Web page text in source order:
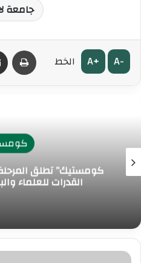
جامعة
الخط A+ A-
القدرات للعلماء